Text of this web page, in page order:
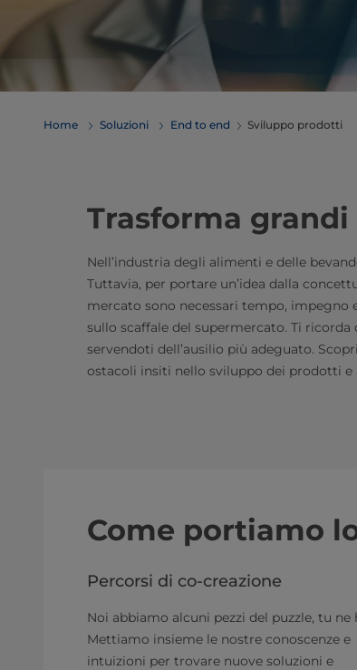
Home Soluzioni End to end Sviluppo prodotti
Trasforma
Nell’industria degli alimenti e delle
Tuttavia, per portare un’idea dalla
mercato sono necessari tempo, impegno
sullo scaffale del supermercato. Ti
servendoti dell’ausilio più adeguato.
ostacoli insiti nello sviluppo dei prodotti
Come portiamo
Percorsi di co-creazione
Noi abbiamo alcuni pezzi del puzzle, tu ne
Mettiamo insieme le nostre conoscenze e
intuizioni per trovare nuove soluzioni e